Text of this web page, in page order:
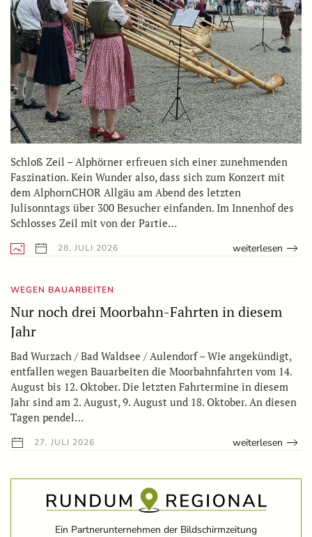
Schloß Zeil – Alphörner erfreuen sich einer zunehmenden
Faszination. Kein Wunder also, dass sich zum Konzert mit
dem AlphornCHOR Allgäu am Abend des letzten
Julisonntags über 300 Besucher einfanden. Im Innenhof des
Schlosses Zeil mit von der Partie…
28. JULI 2026 weiterlesen
WEGEN BAUARBEITEN
Nur noch drei Moorbahn-Fahrten in diesem
Jahr
Bad Wurzach / Bad Waldsee / Aulendorf – Wie angekündigt,
entfallen wegen Bauarbeiten die Moorbahnfahrten vom 14.
August bis 12. Oktober. Die letzten Fahrtermine in diesem
Jahr sind am 2. August, 9. August und 18. Oktober. An diesen
Tagen pendel…
27. JULI 2026 weiterlesen
Ein Partnerunternehmen der Bildschirmzeitung